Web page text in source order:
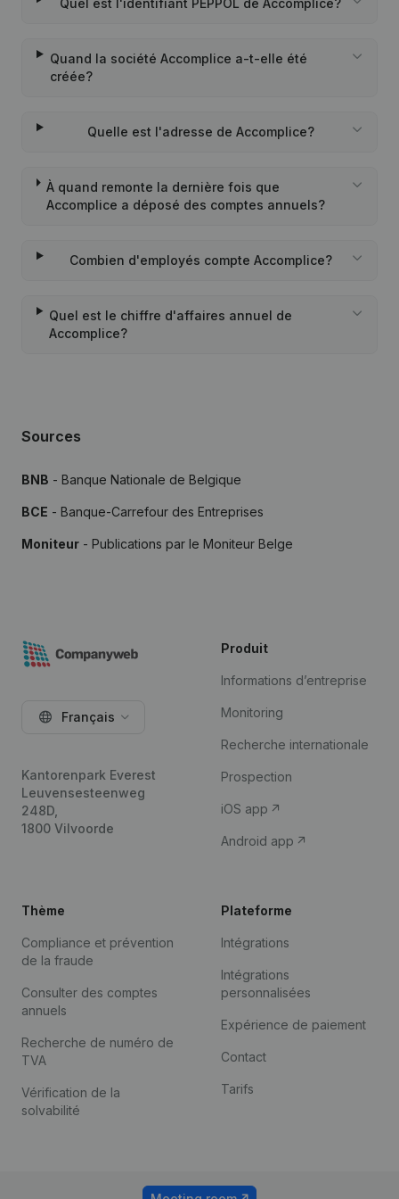
Quel est l'identifiant PEPPOL de Accomplice?
Quand la société Accomplice a-t-elle été
créée?
Quelle est l'adresse de Accomplice?
À quand remonte la dernière fois que
Accomplice a déposé des comptes annuels?
Combien d'employés compte Accomplice?
Quel est le chiffre d'affaires annuel de
Accomplice?
Sources
BNB - Banque Nationale de Belgique
BCE - Banque-Carrefour des Entreprises
Moniteur - Publications par le Moniteur Belge
Français
Kantorenpark Everest
Leuvensesteenweg
248D,
1800 Vilvoorde
Produit
Informations d’entreprise
Monitoring
Recherche internationale
Prospection
iOS app
Android app
Thème
Compliance et prévention
de la fraude
Consulter des comptes
annuels
Recherche de numéro de
TVA
Vérification de la
solvabilité
Plateforme
Intégrations
Intégrations
personnalisées
Expérience de paiement
Contact
Tarifs